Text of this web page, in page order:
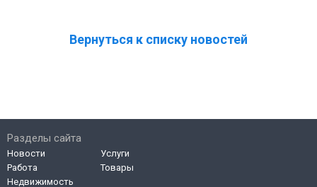
Вернуться к списку новостей
Разделы сайта
Новости
Работа
Недвижимость
Услуги
Товары